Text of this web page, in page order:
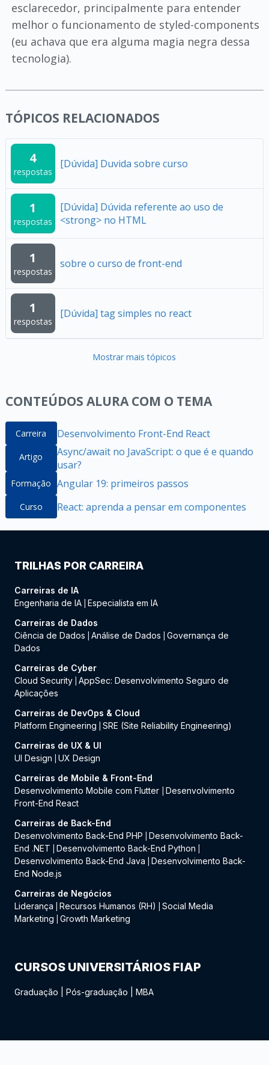
esclarecedor, principalmente para entender
melhor o funcionamento de styled-components
(eu achava que era alguma magia negra dessa
tecnologia).
TÓPICOS RELACIONADOS
4
respostas
[Dúvida] Duvida sobre curso
1
respostas
[Dúvida] Dúvida referente ao uso de
<strong> no HTML
1
respostas
sobre o curso de front-end
1
respostas
[Dúvida] tag simples no react
Mostrar mais tópicos
CONTEÚDOS ALURA COM O TEMA
Carreira Desenvolvimento Front-End React
Artigo
Async/await no JavaScript: o que é e quando
usar?
Formação Angular 19: primeiros passos
Curso React: aprenda a pensar em componentes
TRILHAS POR CARREIRA
Carreiras de IA
Engenharia de IA Especialista em IA
Carreiras de Dados
Ciência de Dados
Análise de Dados
Governança de
Dados
Carreiras de Cyber
Cloud Security AppSec: Desenvolvimento Seguro de
Aplicações
Carreiras de DevOps & Cloud
Platform Engineering
SRE (Site Reliability Engineering)
Carreiras de UX & UI
UI Design
UX Design
Carreiras de Mobile & Front-End
Desenvolvimento Mobile com Flutter
Desenvolvimento
Front-End React
Carreiras de Back-End
Desenvolvimento Back-End PHP
Desenvolvimento Back-
End .NET
Desenvolvimento Back-End Python
Desenvolvimento Back-End Java
Desenvolvimento Back-
End Node.js
Carreiras de Negócios
Liderança
Recursos Humanos (RH)
Social Media
Marketing
Growth Marketing
CURSOS UNIVERSITÁRIOS FIAP
Graduação Pós-graduação MBA